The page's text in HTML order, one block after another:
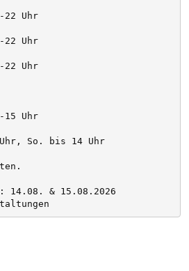
Uhr
22 Uhr
Uhr
Uhr
Uhr, So. bis 14 Uhr
14.08. & 15.08.2026